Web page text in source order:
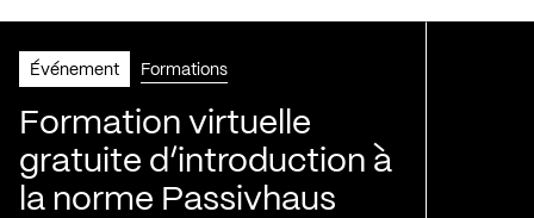
Événement Formations
Formation virtuelle
gratuite d’introduction à
la norme Passivhaus